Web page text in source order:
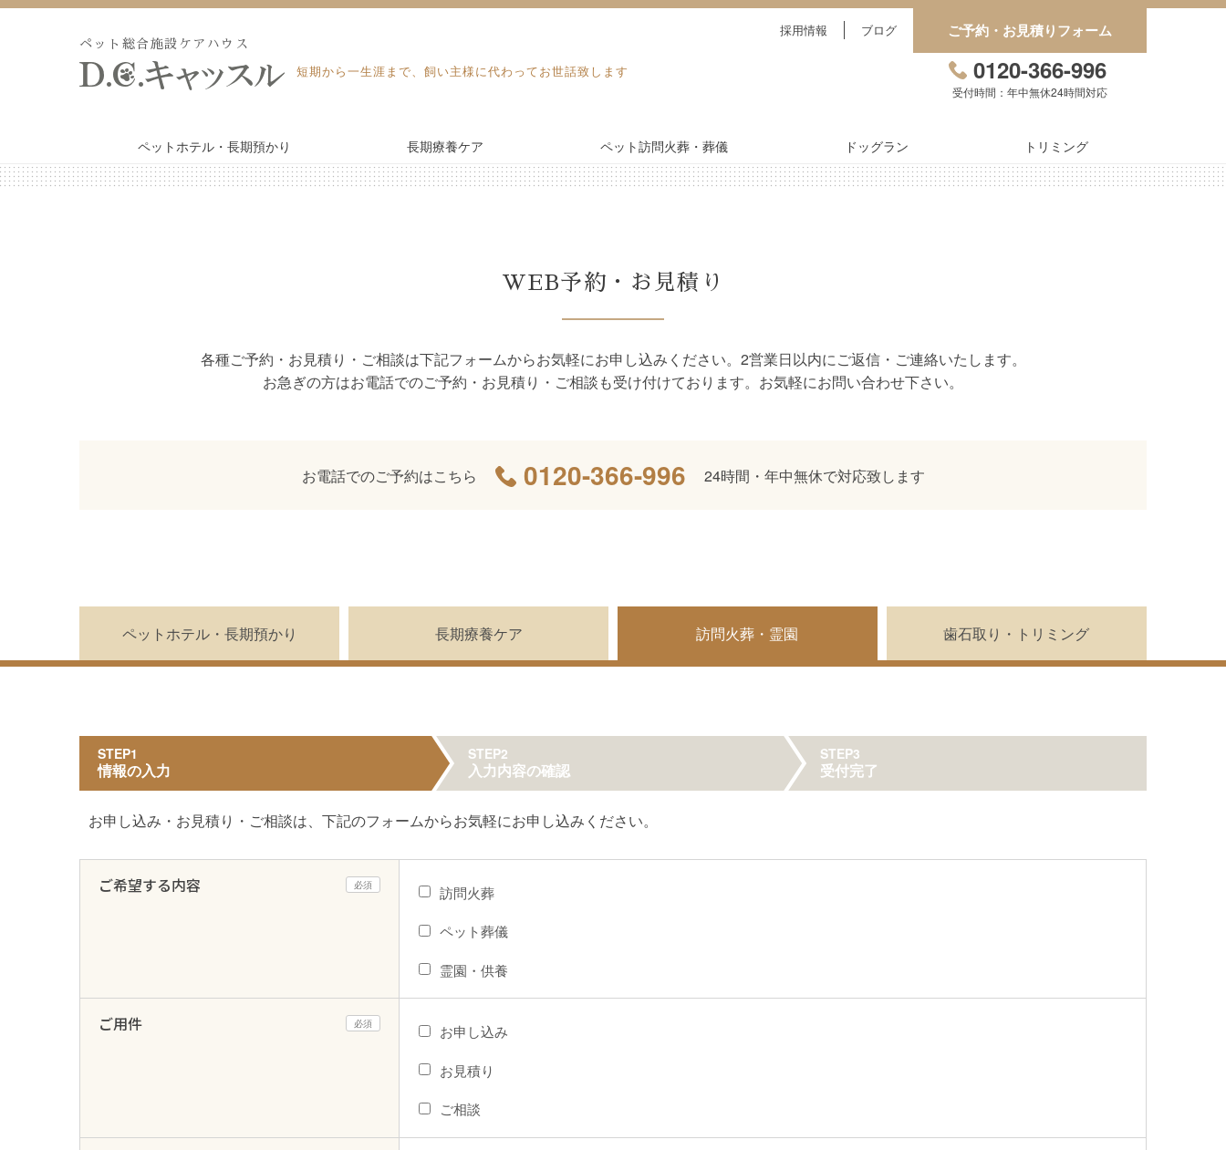
Skip
ペット総合施設ケアハウス
短期から一生涯まで、飼い主様に代わってお世話致します
採用情報 ブログ ご予約・お見積りフォーム
0120-366-996
受付時間：年中無休24時間対応
ペットホテル・長期預かり 長期療養ケア ペット訪問火葬・葬儀 ドッグラン トリミング
ドッグラン
施設紹介
WEB予約・お見積り
各種ご予約・お見積り・ご相談は下記フォームからお気軽にお申し込みください。2営業日以内にご返信・ご連絡いたします。
お急ぎの方はお電話でのご予約・お見積り・ご相談も受け付けております。お気軽にお問い合わせ下さい。
お電話でのご予約はこちら 0120-366-996 24時間・年中無休で対応致します
ペットホテル・長期預かり 長期療養ケア 訪問火葬・霊園 歯石取り・トリミング
STEP1
情報の入力
STEP2
入力内容の確認
STEP3
受付完了
お申し込み・お見積り・ご相談は、下記のフォームからお気軽にお申し込みください。
ご希望する内容 必須 訪問火葬
ペット葬儀
霊園・供養
ご用件 必須 お申し込み
お見積り
ご相談